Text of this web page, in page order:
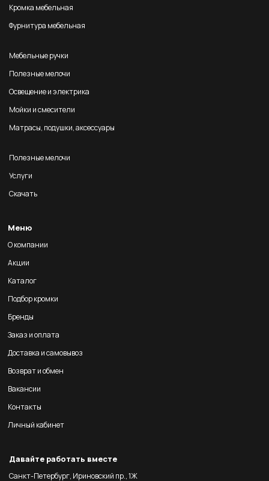
Кромка мебельная
Фурнитура мебельная
Мебельные ручки
Полезные мелочи
Освещение и электрика
Мойки и смесители
Матрасы, подушки, аксессуары
Полезные мелочи
Услуги
Скачать
Меню
О компании
Акции
Каталог
Подбор кромки
Бренды
Заказ и оплата
Доставка и самовывоз
Возврат и обмен
Вакансии
Контакты
Личный кабинет
Давайте работать вместе
Санкт-Петербург, Ириновский пр., 1Ж